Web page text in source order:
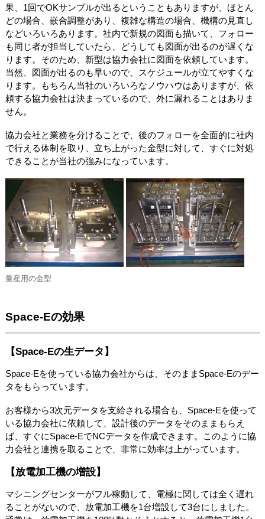
果、1回でOKサンプルが出るということもありますが、ほとん
どの場合、嵌合調整があり、複雑な構造の場合、機構の見直し
などいろいろあります。社内で新規の図面も描いて、フォロー
も同じ者が担当していたら、どうしても図面が出るのが遅くな
ります。そのため、新型は協力会社に図面を依頼しています。
当然、図面が出るのも早いので、スケジュールが立てやすくな
ります。もちろん当社のいろいろなノウハウはありますが、依
頼する協力会社は決まっているので、外に漏れることはありま
せん。
協力会社と業務を分けることで、後のフォローを全面的に社内
で行える体制を取り、立ち上がった金型に対して、すぐに対処
できることが当社の強みになっています。
量産用の金型
Space-Eの効果
【Space-Eの生データ】
Space-Eを使っている協力会社からは、そのままSpace-Eのデー
タをもらっています。
お客様から3次元データを支給される場合も、Space-Eを使って
いる協力会社に依頼して、設計後のデータをそのままもらえ
ば、すぐにSpace-EでNCデータを作成できます。このように協
力会社と連携を取ることで、非常に効率は上がっています。
【放電加工機の増設】
マシニングセンターがフル稼動して、電極に関しては全く遅れ
ることがないので、放電加工機を1台増設して3台にしました。